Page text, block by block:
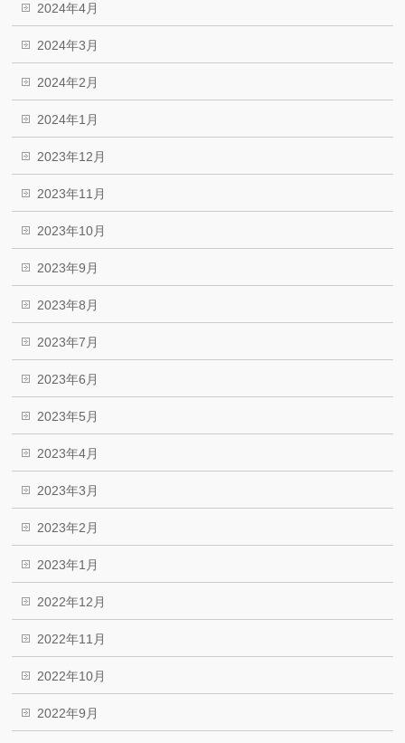
2024年4月
2024年3月
2024年2月
2024年1月
2023年12月
2023年11月
2023年10月
2023年9月
2023年8月
2023年7月
2023年6月
2023年5月
2023年4月
2023年3月
2023年2月
2023年1月
2022年12月
2022年11月
2022年10月
2022年9月